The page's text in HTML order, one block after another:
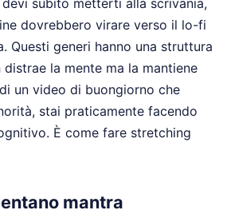
subito metterti alla scrivania,
dovrebbero virare verso il lo-fi
Questi generi hanno una struttura
la mente ma la mantiene
un video di buongiorno che
stai praticamente facendo
È come fare stretching
mantra